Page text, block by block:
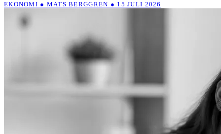
EKONOMI ● MATS BERGGREN ● 15 JULI 2026